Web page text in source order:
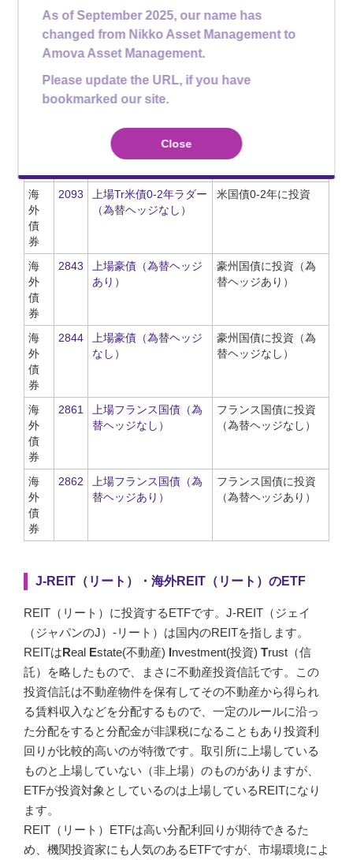
1566 上場新興国債
海
外
債
券
2093
上場Tr米債0-2年ラダー
（為替ヘッジなし）
米国債0-2年に投資
海
外
債
券
2843
上場豪債（為替ヘッジ
あり）
豪州国債に投資（為
替ヘッジあり）
海
外
債
券
2844
上場豪債（為替ヘッジ
なし）
豪州国債に投資（為
替ヘッジなし）
海
外
債
券
2861
上場フランス国債（為
替ヘッジなし）
フランス国債に投資
（為替ヘッジなし）
海
外
債
券
2862
上場フランス国債（為
替ヘッジあり）
フランス国債に投資
（為替ヘッジあり）
J-REIT（リート）・海外REIT（リート）のETF
REIT（リート）に投資するETFです。J-REIT（ジェイ
（ジャパンのJ）-リート）は国内のREITを指します。
REITはReal Estate(不動産) Investment(投資) Trust（信
託）を略したもので、まさに不動産投資信託です。この
投資信託は不動産物件を保有してその不動産から得られ
る賃料収入などを分配するもので、一定のルールに沿っ
た分配をすると分配金が非課税になることもあり投資利
回りが比較的高いのが特徴です。取引所に上場している
ものと上場していない（非上場）のものがありますが、
ETFが投資対象としているのは上場しているREITになり
ます。
REIT（リート）ETFは高い分配利回りが期待できるた
め、機関投資家にも人気のあるETFですが、市場環境によ
As of September 2025, our name has
changed from Nikko Asset Management to
Amova Asset Management.
Please update the URL, if you have
bookmarked our site.
Close